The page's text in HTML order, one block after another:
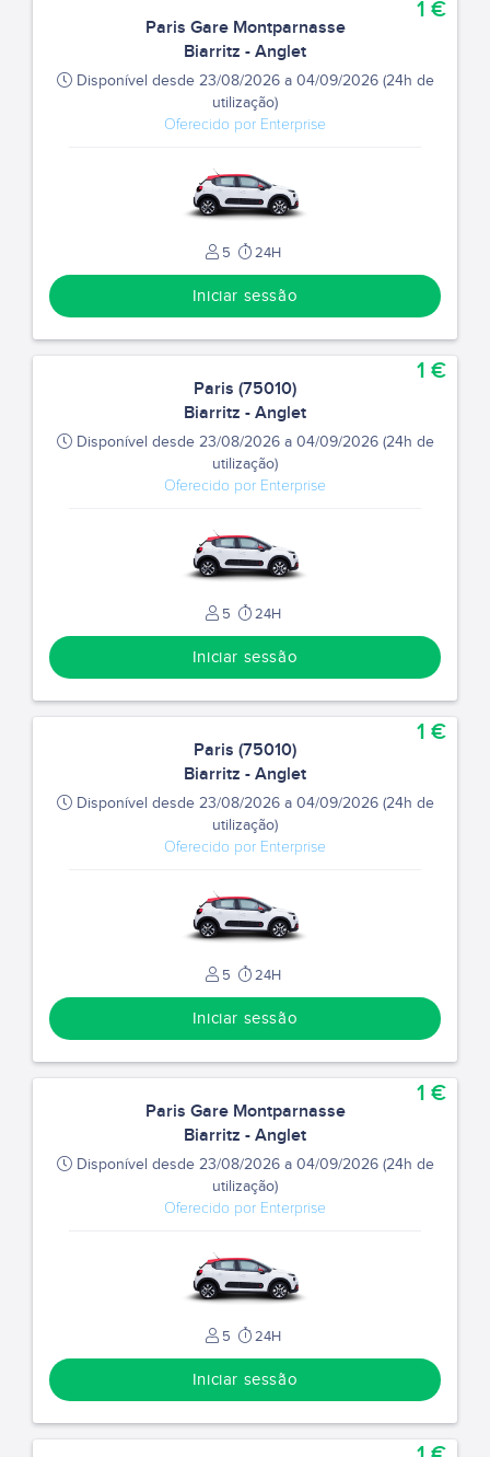
Paris Gare Montparnasse
Biarritz - Anglet
Disponível desde 23/08/2026 a 04/09/2026 (24h de
utilização)
Oferecido por Enterprise
5 24H
1 €
Iniciar sessão
Paris (75010)
Biarritz - Anglet
Disponível desde 23/08/2026 a 04/09/2026 (24h de
utilização)
Oferecido por Enterprise
5 24H
1 €
Iniciar sessão
Paris (75010)
Biarritz - Anglet
Disponível desde 23/08/2026 a 04/09/2026 (24h de
utilização)
Oferecido por Enterprise
5 24H
1 €
Iniciar sessão
Paris Gare Montparnasse
Biarritz - Anglet
Disponível desde 23/08/2026 a 04/09/2026 (24h de
utilização)
Oferecido por Enterprise
5 24H
1 €
Iniciar sessão